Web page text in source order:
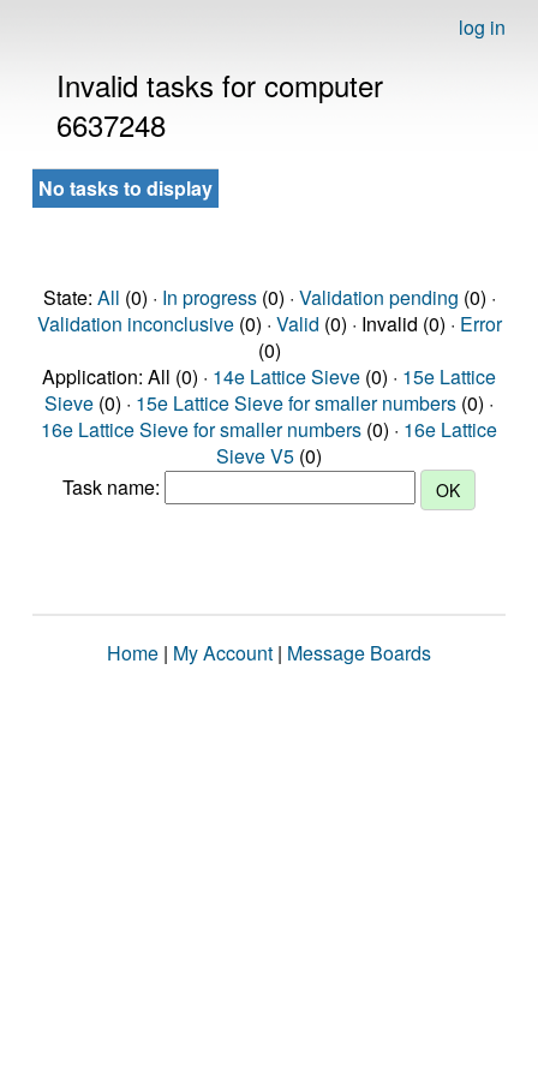
log in
Invalid tasks for computer
6637248
No tasks to display
State: All (0) · In progress(0) · Validation pending (0) ·
Validation inconclusive(0) · Valid (0) · Invalid (0) · Error
(0)
Application: All (0) · 14e Lattice Sieve (0) · 15e Lattice
Sieve (0) · 15e Lattice Sieve for smaller numbers (0) ·
16e Lattice Sieve for smaller numbers (0) · 16e Lattice
Sieve V5 (0)
Task name:
Home | My Account | Message Boards